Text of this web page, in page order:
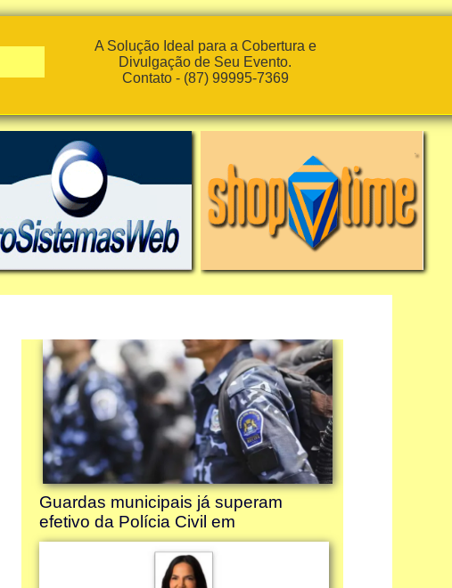
A Solução Ideal para a Cobertura e
Divulgação de Seu Evento.
Contato - (87) 99995-7369